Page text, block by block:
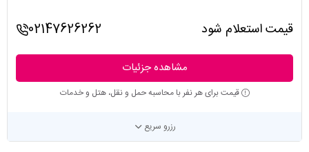
قیمت استعلام شود 02147626262
مشاهده جزئیات
قیمت برای هر نفر با محاسبه حمل و نقل، هتل و خدمات
رزرو سریع